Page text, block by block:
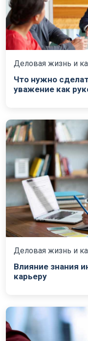
Деловая жизнь и
Что нужно
уважение как
Деловая жизнь и
Влияние знания
карьеру